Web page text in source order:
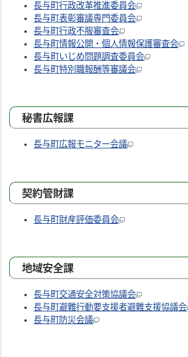
長与町行政改革推進委員会
長与町表彰審議専門委員会
長与町行政不服審査会
長与町情報公開・個人情報保護審査会
長与町いじめ問題調査委員会
長与町特別職報酬等審議会
秘書広報課
長与町広報モニター会議
契約管財課
長与町財産評価委員会
地域安全課
長与町交通安全対策協議会
長与町避難行動要支援者避難支援協議会
長与町防災会議